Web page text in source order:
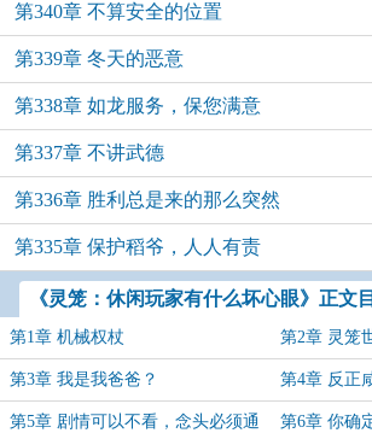
第340章 不算安全的位置
第339章 冬天的恶意
第338章 如龙服务，保您满意
第337章 不讲武德
第336章 胜利总是来的那么突然
第335章 保护稻爷，人人有责
《灵笼：休闲玩家有什么坏心眼》正文
第1章 机械权杖 第2章 灵笼
第3章 我是我爸爸？ 第4章 反正
第5章 剧情可以不看，念头必须通 第6章 你确